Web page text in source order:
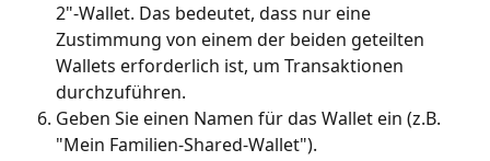
2"-Wallet. Das bedeutet, dass nur eine
Zustimmung von einem der beiden geteilten
Wallets erforderlich ist, um Transaktionen
durchzuführen.
Geben Sie einen Namen für das Wallet ein (z.B.
"Mein Familien-Shared-Wallet").